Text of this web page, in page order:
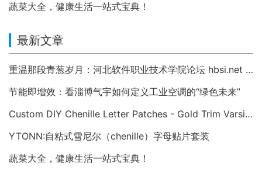
蔬菜大全，健康生活一站式宝典！
最新文章
重温那段青葱岁月：河北软件职业技术学院论坛 hbsi.net —— 2007 年至今的校园数字记忆
节能即增效：看淄博气宇如何定义工业空调的“绿色未来”
Custom DIY Chenille Letter Patches - Gold Trim Varsity Alphabet Appliques
YTONN:自粘式雪尼尔（chenille）字母贴片套装
蔬菜大全，健康生活一站式宝典！